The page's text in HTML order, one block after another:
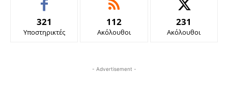
321
Υποστηρικτές
112
Ακόλουθοι
231
Ακόλουθοι
- Advertisement -